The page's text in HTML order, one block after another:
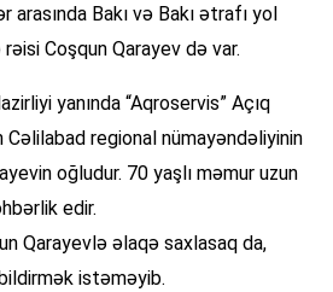
Bakı və Bakı ətrafı yol
Coşqun Qarayev də var.
yanında “Aqroservis” Açıq
regional nümayəndəliyinin
oğludur. 70 yaşlı məmur uzun
edir.
Qarayevlə əlaqə saxlasaq da,
istəməyib.